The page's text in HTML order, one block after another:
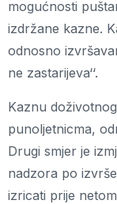
mogućnosti
izdržane kazne.
odnosno
ne zastarijeva‘‘.
Kaznu
punoljetnicma,
Drugi smjer je
nadzora po
izricati prije